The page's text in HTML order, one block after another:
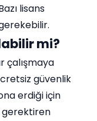
lisans
mi?
çalışmaya
güvenlik
erdiği için
gerektiren